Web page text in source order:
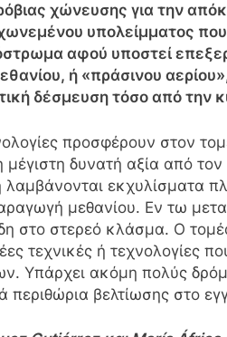
χώνευσης για την
υπολείμματος
αφού υποστεί
ή «πράσινου
δέσμευση τόσο από την
προσφέρουν στον
μέγιστη δυνατή αξία από
εκχυλίσματα
μεθανίου. Εν τω
στο στερεό κλάσμα. Ο
τεχνικές ή τεχνολογίες
Υπάρχει ακόμη πολύς
περιθώρια βελτίωσης στο